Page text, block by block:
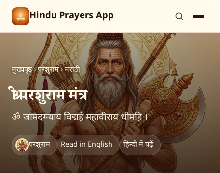
Hindu Prayers App
मुख्यपृष्ठ › परशुराम › मराठी
श्री परशुराम मंत्र
ॐ जामदग्न्याय विद्महे महावीराय धीमहि ।
परशुराम Read in English हिन्दी में पढ़ें